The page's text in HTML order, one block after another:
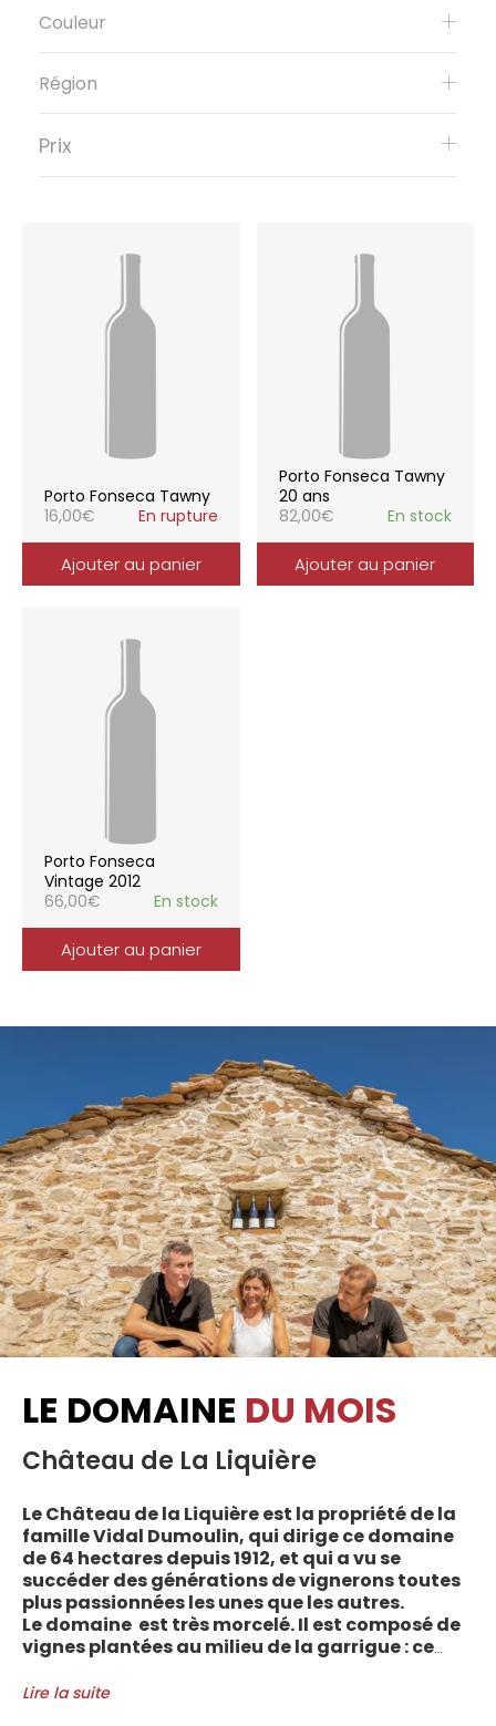
Porto Fonseca Tawny
16,00€ En rupture
Ajouter au panier
Porto Fonseca Tawny
20 ans
82,00€ En stock
Ajouter au panier
Porto Fonseca
Vintage 2012
66,00€ En stock
Ajouter au panier
Couleur
Région
Prix
LE DOMAINE DU MOIS
Château de La Liquière
Le Château de la Liquière est la propriété de la
famille Vidal Dumoulin, qui dirige ce domaine
de 64 hectares depuis 1912, et qui a vu se
succéder des générations de vignerons toutes
plus passionnées les unes que les autres.
Le domaine est très morcelé. Il est composé de
vignes plantées au milieu de la garrigue : ce
entre les villages d’Autignac, Caussiniojouls,
Lire la suite